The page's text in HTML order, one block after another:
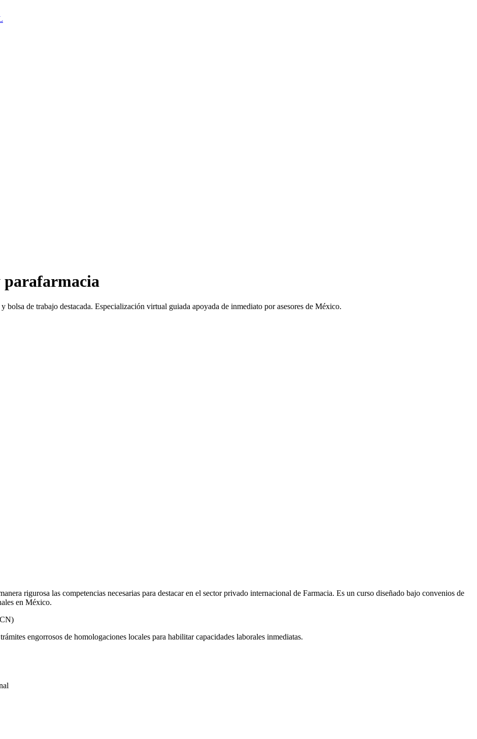
bolsa de trabajo destacada. Especialización virtual guiada apoyada de inmediato por asesores de México.
rigurosa las competencias necesarias para destacar en el sector privado internacional de Farmacia. Es un curso diseñado bajo convenios de
en México.
engorrosos de homologaciones locales para habilitar capacidades laborales inmediatas.